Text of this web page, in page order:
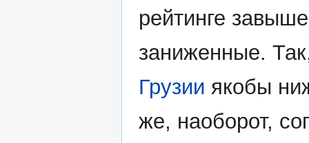
рейтинге
заниженные.
Грузии якобы
же, наоборот,